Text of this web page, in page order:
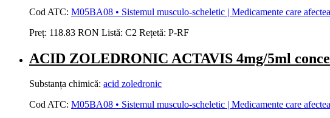
Cod ATC: M05BA08 • Sistemul musculo-scheletic | Medicamente care
Preț: 118.83 RON Listă: C2 Rețetă: P-RF
ACID ZOLEDRONIC ACTAVIS 4mg/5ml
Substanța chimică: acid zoledronic
Cod ATC: M05BA08 • Sistemul musculo-scheletic | Medicamente care